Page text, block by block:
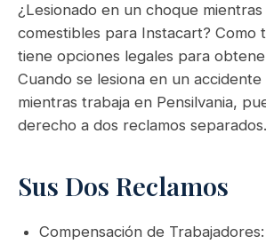
¿Lesionado en un choque
comestibles para Instacart? Como
tiene opciones legales para
Cuando se lesiona en un
mientras trabaja en Pensilvania,
derecho a dos reclamos separados.
Sus Dos Reclamos
Compensación de